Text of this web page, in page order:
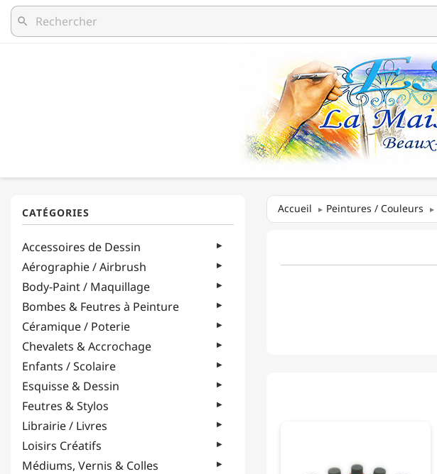
search
Accessoires de Dessin
Aérographie / Airbrush
Body-Paint / Maquillage
Bombes & Feutres à Peinture
Céramique / Poterie
Chevalets & Accrochage
Enfants / Scolaire
Esquisse & Dessin
Feutres & Stylos
Librairie / Livres
Loisirs Créatifs
Médiums, Vernis & Colles
Accueil Peintures / Couleurs